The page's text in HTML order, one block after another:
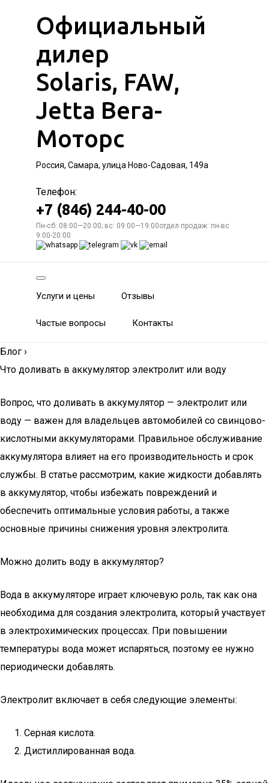
Официальный
дилер
Solaris, FAW,
Jetta Вега-
Моторс
Россия, Самара, улица Ново-Садовая, 149а
Телефон:
+7 (846) 244-40-00
Пн-сб: 08:00—20:00; вс: 09:00—19:00отдел продаж: пн-вс
9:00-20:00
Услуги и цены Отзывы
Частые вопросы Контакты
Блог ›
Что доливать в аккумулятор электролит или воду
Вопрос, что доливать в аккумулятор — электролит или
воду — важен для владельцев автомобилей со свинцово-
кислотными аккумуляторами. Правильное обслуживание
аккумулятора влияет на его производительность и срок
службы. В статье рассмотрим, какие жидкости добавлять
в аккумулятор, чтобы избежать повреждений и
обеспечить оптимальные условия работы, а также
основные причины снижения уровня электролита.
Можно долить воду в аккумулятор?
Вода в аккумуляторе играет ключевую роль, так как она
необходима для создания электролита, который участвует
в электрохимических процессах. При повышении
температуры вода может испаряться, поэтому ее нужно
периодически добавлять.
Электролит включает в себя следующие элементы:
Серная кислота.
Дистиллированная вода.